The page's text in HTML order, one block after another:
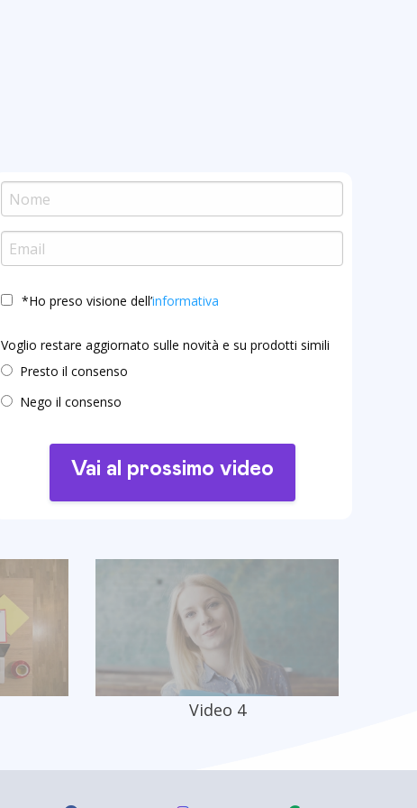
*Ho preso visione dell’informativa
Voglio restare aggiornato sulle novità e su prodotti simili
Presto il consenso
Nego il consenso
Vai al prossimo video
Video 4